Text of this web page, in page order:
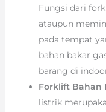
Fungsi dari
ataupun
pada tempat
bahan bakar
barang di
Forklift Bahan
listrik